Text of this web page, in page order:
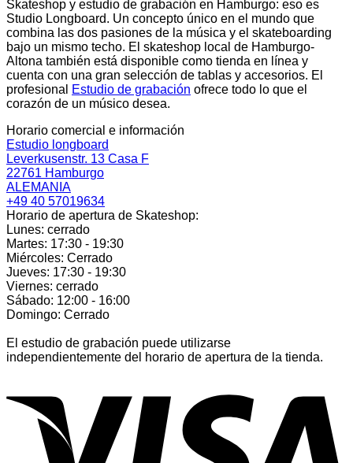
Skateshop y estudio de grabación en Hamburgo: eso es
Studio Longboard. Un concepto único en el mundo que
combina las dos pasiones de la música y el skateboarding
bajo un mismo techo. El skateshop local de Hamburgo-
Altona también está disponible como tienda en línea y
cuenta con una gran selección de tablas y accesorios. El
profesional
Estudio de grabación ofrece todo lo que el
corazón de un músico desea.
Horario comercial e información
Estudio longboard
Leverkusenstr. 13 Casa F
22761 Hamburgo
ALEMANIA
+49 40 57019634
Horario de apertura de Skateshop:
Lunes: cerrado
Martes: 17:30 - 19:30
Miércoles: Cerrado
Jueves: 17:30 - 19:30
Viernes: cerrado
Sábado: 12:00 - 16:00
Domingo: Cerrado
El estudio de grabación puede utilizarse
independientemente del horario de apertura de la tienda.